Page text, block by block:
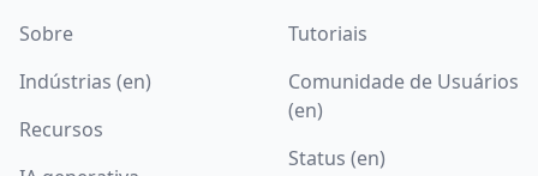
Sobre
Indústrias (en)
Recursos
Tutoriais
Comunidade de Usuários
(en)
Status (en)